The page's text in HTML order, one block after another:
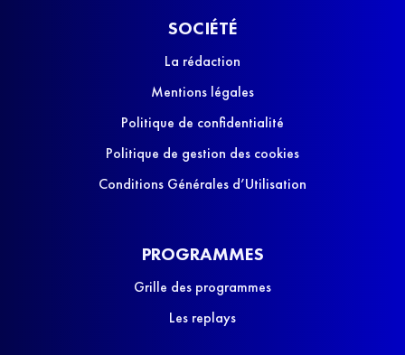
SOCIÉTÉ
La rédaction
Mentions légales
Politique de confidentialité
Politique de gestion des cookies
Conditions Générales d’Utilisation
PROGRAMMES
Grille des programmes
Les replays